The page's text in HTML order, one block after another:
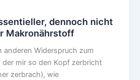
dennoch nicht
Makronährstoff
anderen Widerspruch zum
der mir so den Kopf zerbricht
zerbrach), wie